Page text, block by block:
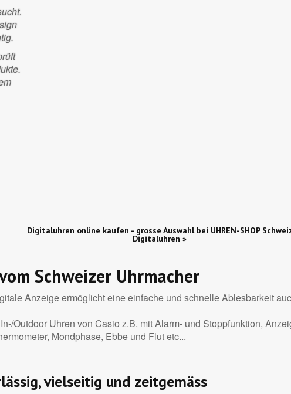
Digitaluhren online kaufen - grosse Auswahl bei UHREN-SHOP
Digitaluhren »
Schweizer Uhrmacher
Anzeige ermöglicht eine einfache und schnelle Ablesbarkeit
Outdoor Uhren von Casio z.B. mit Alarm- und Stoppfunktion,
Mondphase, Ebbe und Flut etc...
vielseitig und zeitgemäss